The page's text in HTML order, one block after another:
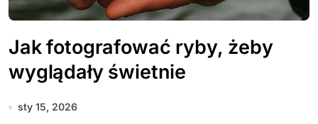
Jak fotografować ryby, żeby
wyglądały świetnie
sty 15, 2026